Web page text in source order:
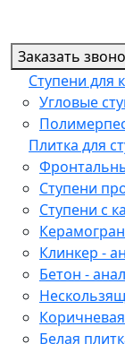
Заказать
Ступени для
Угловые
Плитка для
Ступени
Ступени с
Клинкер -
Бетон -
Белая